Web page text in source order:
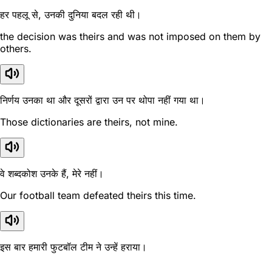
हर पहलू से, उनकी दुनिया बदल रही थी।
the decision was theirs and was not imposed on them by
others.
निर्णय उनका था और दूसरों द्वारा उन पर थोपा नहीं गया था।
Those dictionaries are theirs, not mine.
वे शब्दकोश उनके हैं, मेरे नहीं।
Our football team defeated theirs this time.
इस बार हमारी फुटबॉल टीम ने उन्हें हराया।